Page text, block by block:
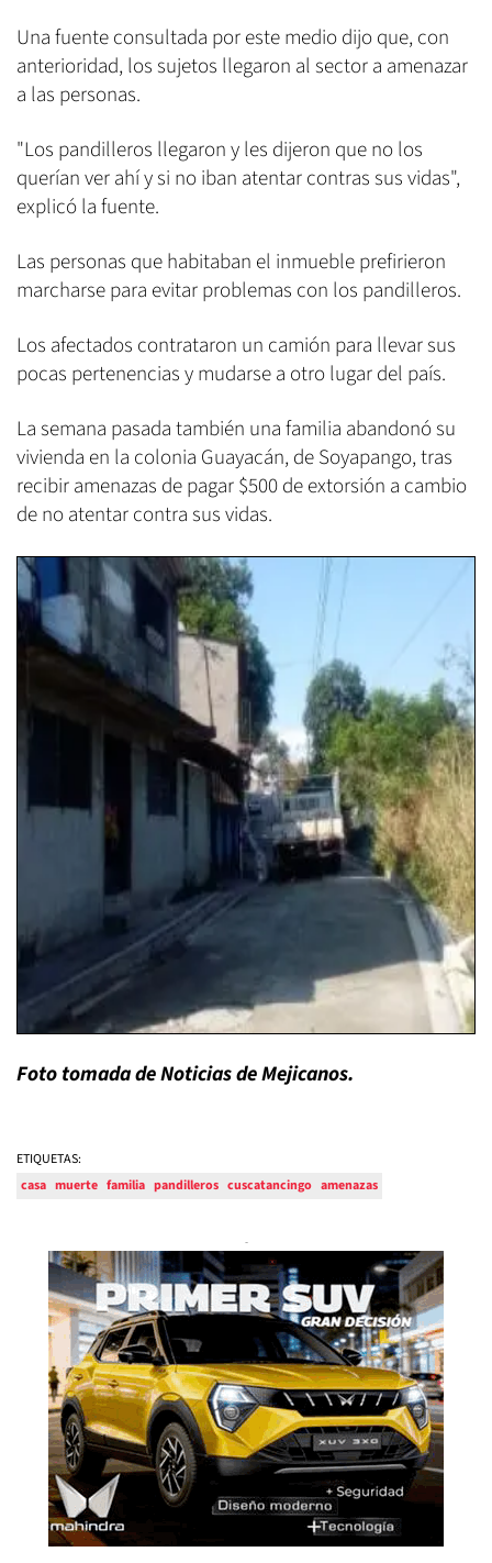
Una fuente consultada por este medio dijo que, con
anterioridad, los sujetos llegaron al sector a amenazar
a las personas.
"Los pandilleros llegaron y les dijeron que no los
querían ver ahí y si no iban atentar contras sus vidas",
explicó la fuente.
Las personas que habitaban el inmueble prefirieron
marcharse para evitar problemas con los pandilleros.
Los afectados contrataron un camión para llevar sus
pocas pertenencias y mudarse a otro lugar del país.
La semana pasada también una familia abandonó su
vivienda en la colonia Guayacán, de Soyapango, tras
recibir amenazas de pagar $500 de extorsión a cambio
de no atentar contra sus vidas.
Foto tomada de Noticias de Mejicanos.
ETIQUETAS:
casa muerte familia pandilleros cuscatancingo amenazas